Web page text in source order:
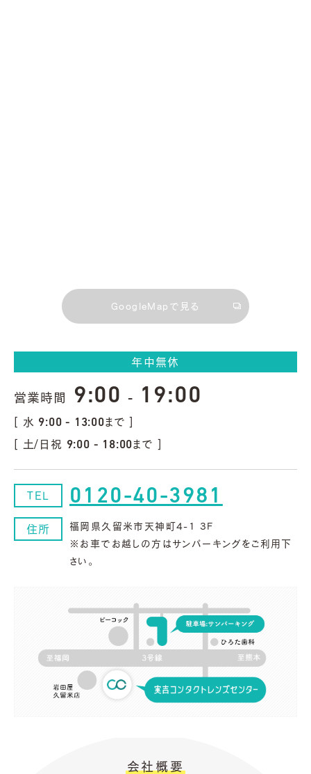
GoogleMapで見る
年中無休
営業時間 9:00- 19:00
[ 水 9:00 - 13:00まで ]
[ 土/日祝 9:00 - 18:00まで ]
TEL 0120-40-3981
住所
福岡県久留米市天神町4-1 3F
※お車でお越しの方はサンパーキングをご利用下
さい。
会社概要